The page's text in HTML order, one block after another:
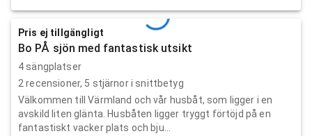
Pris ej tillgängligt
Bo PÅ sjön med fantastisk utsikt
4 sängplatser
2 recensioner, 5 stjärnor i snittbetyg
Välkommen till Värmland och vår husbåt, som ligger i en
avskild liten glänta. Husbåten ligger tryggt förtöjd på en
fantastiskt vacker plats och bju...